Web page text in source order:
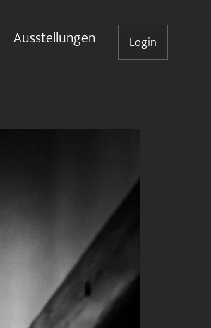
Ausstellungen Login